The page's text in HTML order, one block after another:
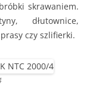
skrawaniem.
dłutownice,
czy szlifierki.